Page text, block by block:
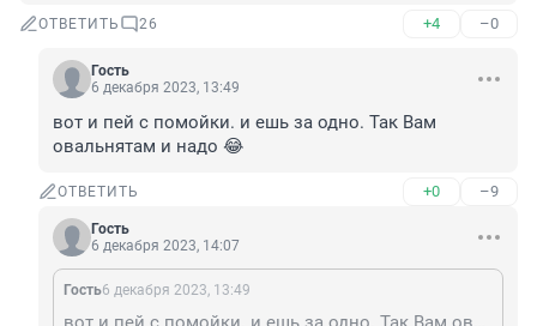
ОТВЕТИТЬ 26 +4 –0
Гость
6 декабря 2023, 13:49
вот и пей с помойки. и ешь за одно. Так Вам
овальнятам и надо 😂
ОТВЕТИТЬ +0 –9
Гость
6 декабря 2023, 14:07
Гость6 декабря 2023, 13:49